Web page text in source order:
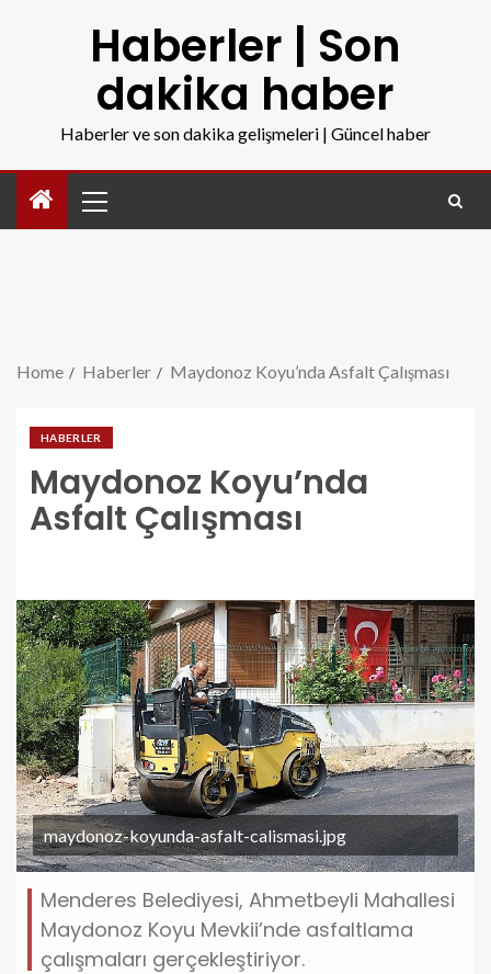
Haberler | Son
dakika haber
Haberler ve son dakika gelişmeleri | Güncel haber
Home Haberler Maydonoz Koyu’nda Asfalt Çalışması
HABERLER
Maydonoz Koyu’nda
Asfalt Çalışması
maydonoz-koyunda-asfalt-calismasi.jpg
Menderes Belediyesi, Ahmetbeyli Mahallesi
Maydonoz Koyu Mevkii’nde asfaltlama
çalışmaları gerçekleştiriyor.